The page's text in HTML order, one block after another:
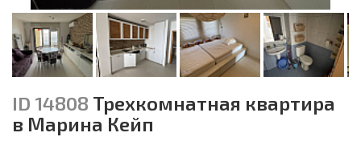
ID 14808 Трехкомнатная квартира
в Марина Кейп